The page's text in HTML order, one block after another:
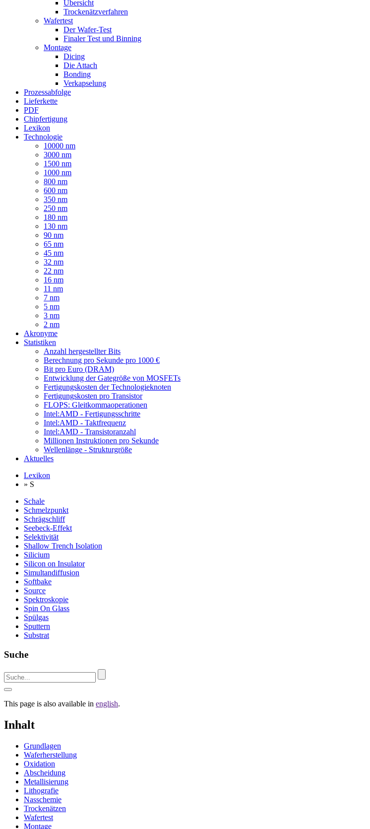
Übersicht
Trockenätzverfahren
Wafertest
Der Wafer-Test
Finaler Test und Binning
Montage
Dicing
Die Attach
Bonding
Verkapselung
Prozessabfolge
Lieferkette
PDF
Chipfertigung
Lexikon
Technologie
10000 nm
3000 nm
1500 nm
1000 nm
800 nm
600 nm
350 nm
250 nm
180 nm
130 nm
90 nm
65 nm
45 nm
32 nm
22 nm
16 nm
11 nm
7 nm
5 nm
3 nm
2 nm
Akronyme
Statistiken
Anzahl hergestellter Bits
Berechnung pro Sekunde pro 1000 €
Bit pro Euro (DRAM)
Entwicklung der Gategröße von MOSFETs
Fertigungskosten der Technologieknoten
Fertigungskosten pro Transistor
FLOPS: Gleitkommaoperationen
Intel:AMD - Fertigungsschritte
Intel:AMD - Taktfrequenz
Intel:AMD - Transistoranzahl
Millionen Instruktionen pro Sekunde
Wellenlänge - Strukturgröße
Aktuelles
Lexikon
» S
Schale
Schmelzpunkt
Schrägschliff
Seebeck-Effekt
Selektivität
Shallow Trench Isolation
Silicium
Silicon on Insulator
Simultandiffusion
Softbake
Source
Spektroskopie
Spin On Glass
Spülgas
Sputtern
Substrat
Suche
This page is also available in english.
Inhalt
Grundlagen
Waferherstellung
Oxidation
Abscheidung
Metallisierung
Lithografie
Nasschemie
Trockenätzen
Wafertest
Montage